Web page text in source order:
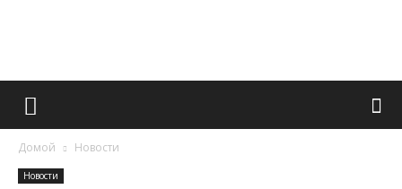
Французский
Домой Новости
Новости